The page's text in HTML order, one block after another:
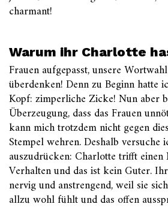
charmant!
Warum ihr Charlotte
Frauen aufgepasst, unsere
überdenken! Denn zu Beginn hatte
Kopf: zimperliche Zicke! Nun aber
Überzeugung, dass das Frauen
kann mich trotzdem nicht gegen
Stempel wehren. Deshalb versuche
auszudrücken: Charlotte trifft
Verhalten und das ist kein Guter.
nervig und anstrengend, weil sie
allzu wohl fühlt und das offen